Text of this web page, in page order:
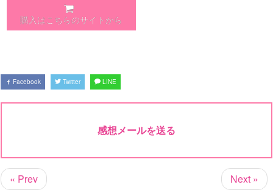
購入はこちらのサイトから
Facebook Twitter LINE
感想メールを送る
« Prev Next »